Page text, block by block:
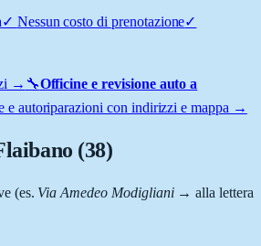
✓ Nessun costo di prenotazione✓
→ 🔧Officine e revisione auto a
e autoriparazioni con indirizzi e mappa →
(38)
(es. Via Amedeo Modigliani→ alla lettera